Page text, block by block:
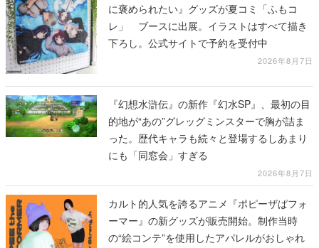
に褒められたい』グッズが夏コミ「ふもコ
レ」 ブースに出展。イラストはすべて描き
下ろし。公式サイトで予約を受付中
2026年8月7日
『幻想水滸伝』の新作『幻水SP』、最初の目
的地が“あの”グレッグミンスターで胸が詰ま
った。歴代キャラも続々と登場するしあまり
にも「同窓会」すぎる
2026年8月7日
カルト的人気を誇るアニメ『ポピーザぱフォ
ーマー』の新グッズが販売開始。制作当時
の“絵コンテ”を使用したアパレルがおしゃれ